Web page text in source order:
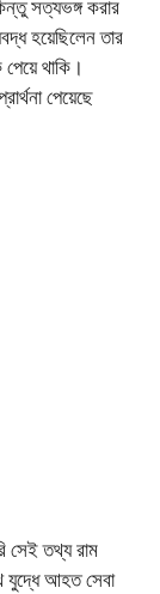
সত্যভঙ্গ করার
হয়েছিলেন তার
থাকি।
পেয়েছে
সেই তথ্য রাম
যুদ্ধে আহত সেবা